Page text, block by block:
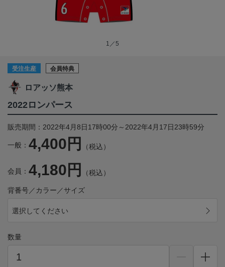
1／5
受注生産 会員特典
ロアッソ熊本
2022ロンパース
販売期間：2022年4月8日17時00分～2022年4月17日23時59分
一般： 4,400円 （税込）
会員： 4,180円 （税込）
背番号／カラー／サイズ
選択してください
数量